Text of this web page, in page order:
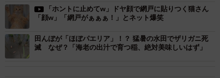
腰を抜かしますよね。
「叔母から送られてきたこの画像を見た時は爆笑しまし
た。そして、住まいのある福岡県ではあまり見なかった生
き物なので、最近急増してるんだな、と感じました」
「ホントに止めてw」ドヤ顔で網戸に貼りつく猫さん
「顔w」「網戸がぁぁぁ！」とネット爆笑
田んぼが「ほぼパエリア」！？ 猛暑の水田でザリガニ死
滅 なぜ？「海老の出汁で育つ稲、絶対美味しいはず」